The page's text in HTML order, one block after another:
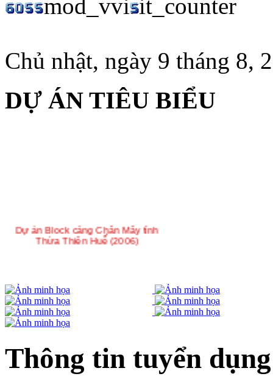
Chủ nhật, ngày 9 tháng 8,
DỰ ÁN TIÊU BIỂU
Thừa Thiên Huế (2006)
Dự án nhà máy Lọc Dầu Dung Quất
tỉnh Quảng Ngãi (2007-2009)
Thông tin tuyển dụng